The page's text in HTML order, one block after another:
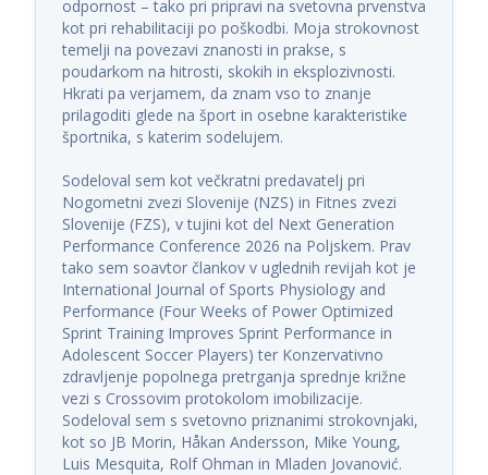
odpornost – tako pri pripravi na svetovna prvenstva
kot pri rehabilitaciji po poškodbi. Moja strokovnost
temelji na povezavi znanosti in prakse, s
poudarkom na hitrosti, skokih in eksplozivnosti.
Hkrati pa verjamem, da znam vso to znanje
prilagoditi glede na šport in osebne karakteristike
športnika, s katerim sodelujem.
Sodeloval sem kot večkratni predavatelj pri
Nogometni zvezi Slovenije (NZS) in Fitnes zvezi
Slovenije (FZS), v tujini kot del Next Generation
Performance Conference 2026 na Poljskem. Prav
tako sem soavtor člankov v uglednih revijah kot je
International Journal of Sports Physiology and
Performance (Four Weeks of Power Optimized
Sprint Training Improves Sprint Performance in
Adolescent Soccer Players) ter Konzervativno
zdravljenje popolnega pretrganja sprednje križne
vezi s Crossovim protokolom imobilizacije.
Sodeloval sem s svetovno priznanimi strokovnjaki,
kot so JB Morin, Håkan Andersson, Mike Young,
Luis Mesquita, Rolf Ohman in Mladen Jovanović.